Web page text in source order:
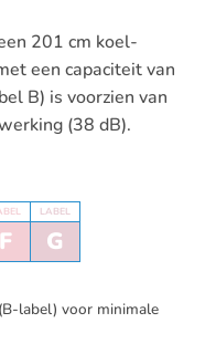
201 cm koel-
een capaciteit van
B) is voorzien van
(38 dB).
F
LABEL
G
(B-label) voor minimale